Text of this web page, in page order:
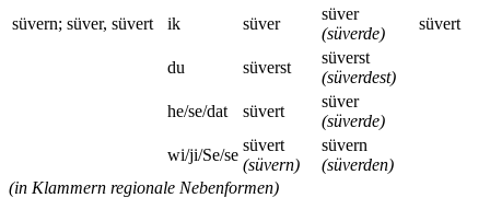
süvern; süver, süvert
ik süver
süver
(süverde)
süvert
du süverst
süverst
(süverdest)
he/se/dat
süvert
süver
(süverde)
wi/ji/Se/se
süvert
(süvern)
süvern
(süverden)
(in Klammern regionale Nebenformen)